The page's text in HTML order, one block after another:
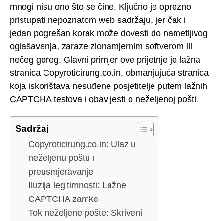
mnogi nisu ono što se čine. Ključno je oprezno
pristupati nepoznatom web sadržaju, jer čak i
jedan pogrešan korak može dovesti do nametljivog
oglašavanja, zaraze zlonamjernim softverom ili
nečeg goreg. Glavni primjer ove prijetnje je lažna
stranica Copyroticirung.co.in, obmanjujuća stranica
koja iskorištava nesuđene posjetitelje putem lažnih
CAPTCHA testova i obavijesti o neželjenoj pošti.
Sadržaj
Copyroticirung.co.in: Ulaz u
neželjenu poštu i
preusmjeravanje
Iluzija legitimnosti: Lažne
CAPTCHA zamke
Tok neželjene pošte: Skriveni